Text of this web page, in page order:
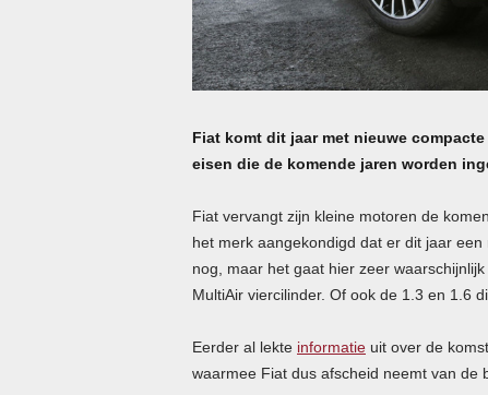
Fiat komt dit jaar met nieuwe
eisen die de komende jaren worden
Fiat vervangt zijn kleine motoren de
het merk aangekondigd dat er dit jaar
nog, maar het gaat hier zeer
MultiAir viercilinder. Of ook de 1.3 en 1.6
Eerder al lekte informatie uit over de
waarmee Fiat dus afscheid neemt van de